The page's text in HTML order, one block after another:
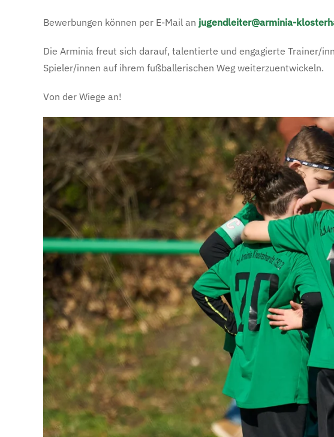
Bewerbungen können per E-Mail an jugendleiter@arminia-
Die Arminia freut sich darauf, talentierte und engagierte Trainer/
Spieler/innen auf ihrem fußballerischen Weg weiterzuentwickeln.
Von der Wiege an!